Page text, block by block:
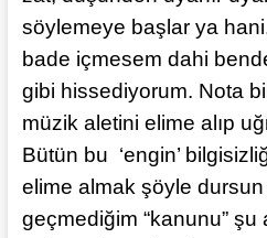
söylemeye başlar ya
bade içmesem dahi
gibi hissediyorum. Nota
müzik aletini elime alıp
Bütün bu ‘engin’
elime almak şöyle dursun
geçmediğim “kanunu”